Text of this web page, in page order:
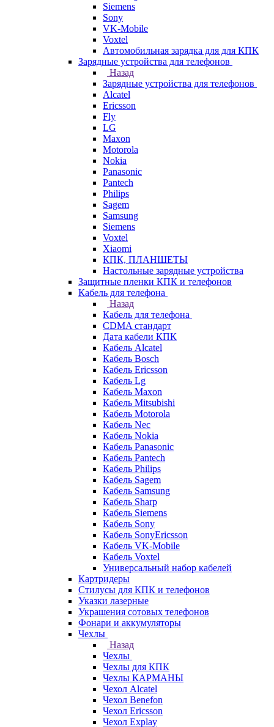
Siemens
Sony
VK-Mobile
Voxtel
Автомобильная зарядка для для КПК
Зарядные устройства для телефонов
Назад
Зарядные устройства для телефонов
Alcatel
Ericsson
Fly
LG
Maxon
Motorola
Nokia
Panasonic
Pantech
Philips
Sagem
Samsung
Siemens
Voxtel
Xiaomi
КПК, ПЛАНШЕТЫ
Настольные зарядные устройства
Защитные пленки КПК и телефонов
Кабель для телефона
Назад
Кабель для телефона
CDMA стандарт
Дата кабели КПК
Кабель Alcatel
Кабель Bosch
Кабель Ericsson
Кабель Lg
Кабель Maxon
Кабель Mitsubishi
Кабель Motorola
Кабель Nec
Кабель Nokia
Кабель Panasonic
Кабель Pantech
Кабель Philips
Кабель Sagem
Кабель Samsung
Кабель Sharp
Кабель Siemens
Кабель Sony
Кабель SonyEricsson
Кабель VK-Mobile
Кабель Voxtel
Универсальный набор кабелей
Картридеры
Стилусы для КПК и телефонов
Указки лазерные
Украшения сотовых телефонов
Фонари и аккумуляторы
Чехлы
Назад
Чехлы
Чехлы для КПК
Чехлы КАРМАНЫ
Чехол Alcatel
Чехол Benefon
Чехол Ericsson
Чехол Explay